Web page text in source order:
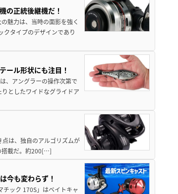
の正統後継機だ！
魅力は、当時の面影を強く
クタイプのデザインであり
ール形状にも注目！
、アングラーの操作次第で
としたワイドなグライドア
点は、独自のアルゴリズムが
搭載だ。約200[…]
今も変わらず！
チック 170S」はベイトキャ